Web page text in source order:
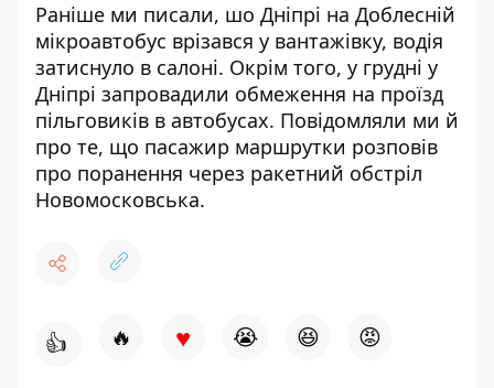
Раніше ми писали, шо Дніпрі на Доблесній
мікроавтобус врізався у вантажівку, водія
затиснуло в салоні. Окрім того, у грудні у
Дніпрі запровадили обмеження на проїзд
пільговиків в автобусах. Повідомляли ми й
про те, що пасажир маршрутки розповів
про поранення через ракетний обстріл
Новомосковська.
👍 🔥 ♥ 😭 😆 😡